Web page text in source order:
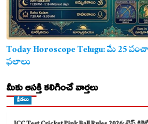
Today Horoscope Telugu: మే 25
ఫలాలు
మీకు ఆసక్తి కలిగించే వార్తలు
క్రీడలు